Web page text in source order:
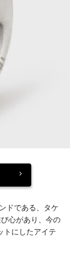
ドである、タケ
心があり、今の
トにしたアイテ